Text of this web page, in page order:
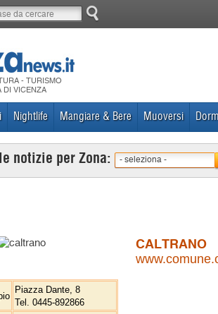
- TURISMO
DI VICENZA
Nightlife Mangiare & Bere Muoversi
notizie per Zona: - seleziona -
CALTRANO
Piazza Dante, 8
Tel. 0445-892866